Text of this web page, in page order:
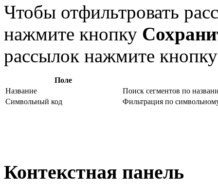
Чтобы отфильтровать
нажмите кнопку
рассылок нажмите
Поле
Название
Поиск сегментов по
Символьный код
Фильтрация по
Контекстная панель